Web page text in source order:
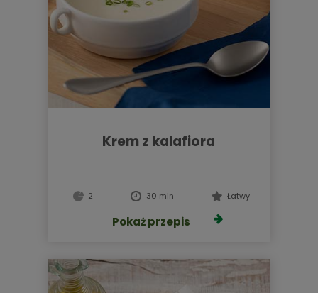
krem z kalafiora
2 30 min Łatwy
Pokaż przepis